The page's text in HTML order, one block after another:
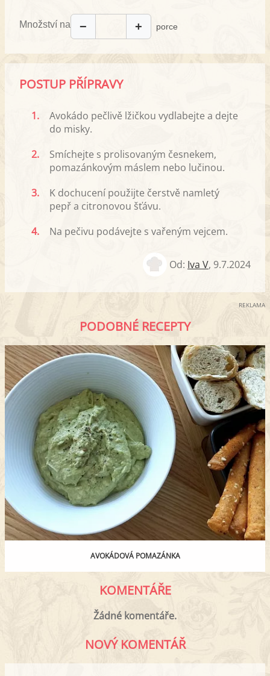
Množství na − + porce
POSTUP PŘÍPRAVY
1.
Avokádo pečlivě lžičkou vydlabejte a dejte
do misky.
2.
Smíchejte s prolisovaným česnekem,
pomazánkovým máslem nebo lučinou.
3.
K dochucení použijte čerstvě namletý
pepř a citronovou šťávu.
4.
Na pečivu podávejte s vařeným vejcem.
Od: Iva V, 9.7.2024
REKLAMA
PODOBNÉ RECEPTY
AVOKÁDOVÁ POMAZÁNKA
KOMENTÁŘE
Žádné komentáře.
NOVÝ KOMENTÁŘ